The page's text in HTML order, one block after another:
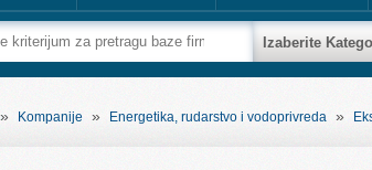
Izaberite
» Kompanije » Energetika, rudarstvo i vodoprivreda »